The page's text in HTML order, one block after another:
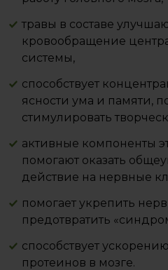
травы в составе
кровообращение
системы,
способствует
ясности ума и памяти,
стимулировать
активные компоненты
помогают оказать
действие на нервные
помогает укрепить
предотвратить
способствует
протеинов в мозге.